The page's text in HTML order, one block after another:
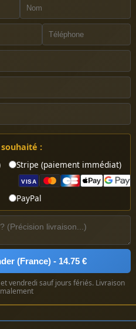
:
Stripe (paiement immédiat)
VISA
PayPal
(France) - 14.75 €
vendredi sauf jours fériés. Livraison